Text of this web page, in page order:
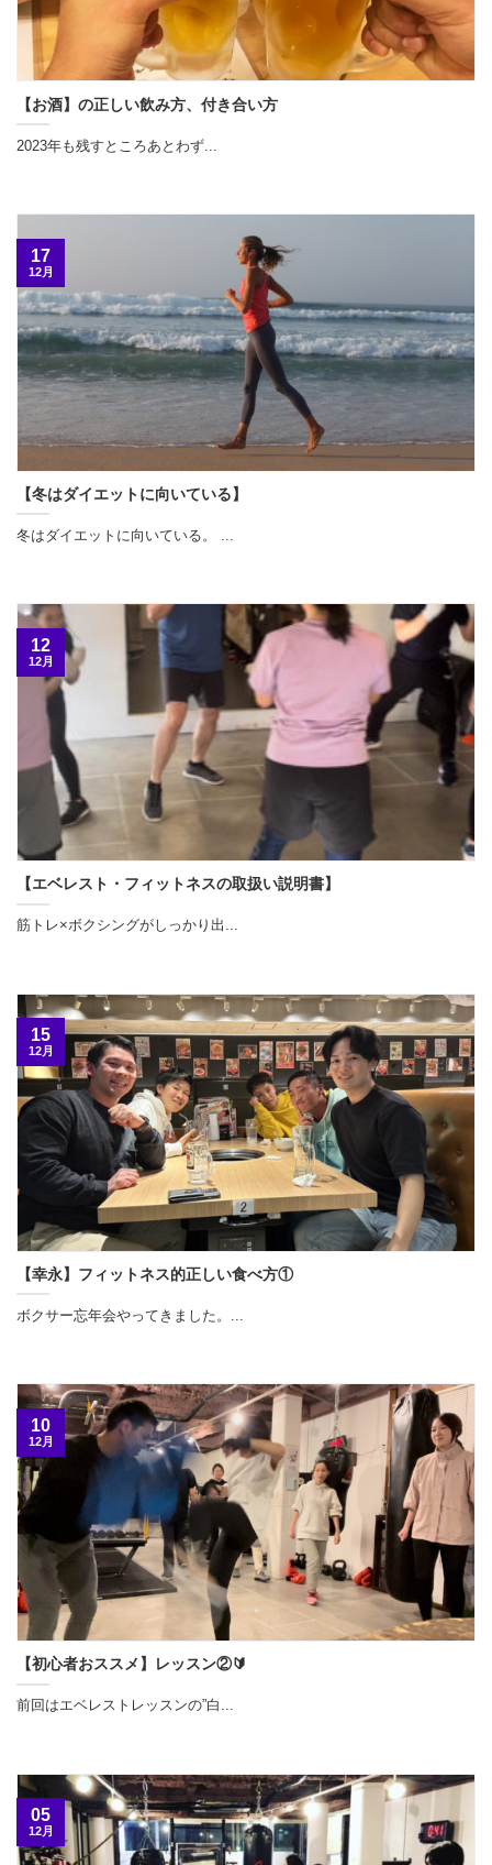
【お酒】の正しい飲み方、付き合い方
2023年も残すところあとわず...
【冬はダイエットに向いている】
冬はダイエットに向いている。 ...
17
12月
【エベレスト・フィットネスの取扱い説明書】
筋トレ×ボクシングがしっかり出...
12
12月
【幸永】フィットネス的正しい食べ方①
ボクサー忘年会やってきました。...
15
12月
【初心者おススメ】レッスン②🔰
前回はエベレストレッスンの”白...
10
12月
05
12月